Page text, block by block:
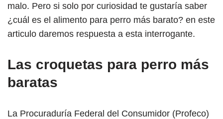
malo. Pero si solo por curiosidad te gustaría saber
¿cuál es el alimento para perro más barato? en este
articulo daremos respuesta a esta interrogante.
Las croquetas para perro más
baratas
La Procuraduría Federal del Consumidor (Profeco)